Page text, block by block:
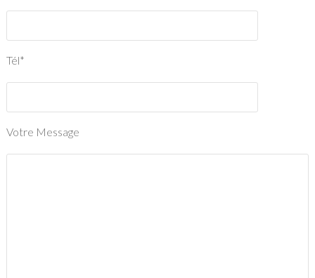
Tél*
Votre Message